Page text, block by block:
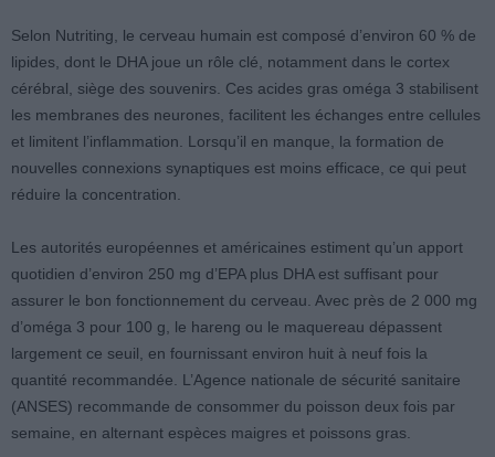
Selon Nutriting, le cerveau humain est composé d’environ 60 % de
lipides, dont le DHA joue un rôle clé, notamment dans le cortex
cérébral, siège des souvenirs. Ces acides gras oméga 3 stabilisent
les membranes des neurones, facilitent les échanges entre cellules
et limitent l’inflammation. Lorsqu’il en manque, la formation de
nouvelles connexions synaptiques est moins efficace, ce qui peut
réduire la concentration.
Les autorités européennes et américaines estiment qu’un apport
quotidien d’environ 250 mg d’EPA plus DHA est suffisant pour
assurer le bon fonctionnement du cerveau. Avec près de 2 000 mg
d’oméga 3 pour 100 g, le hareng ou le maquereau dépassent
largement ce seuil, en fournissant environ huit à neuf fois la
quantité recommandée. L’Agence nationale de sécurité sanitaire
(ANSES) recommande de consommer du poisson deux fois par
semaine, en alternant espèces maigres et poissons gras.